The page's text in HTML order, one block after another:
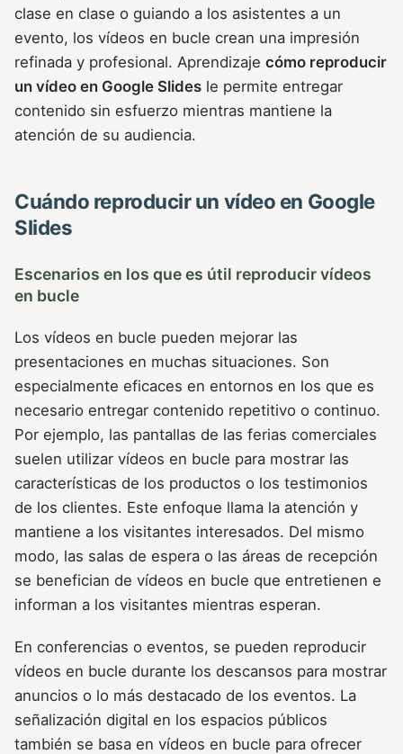
clase en clase o guiando a los asistentes a un
evento, los vídeos en bucle crean una impresión
refinada y profesional. Aprendizaje cómo reproducir
un vídeo en Google Slides le permite entregar
contenido sin esfuerzo mientras mantiene la
atención de su audiencia.
Cuándo reproducir un vídeo en Google
Slides
Escenarios en los que es útil reproducir vídeos
en bucle
Los vídeos en bucle pueden mejorar las
presentaciones en muchas situaciones. Son
especialmente eficaces en entornos en los que es
necesario entregar contenido repetitivo o continuo.
Por ejemplo, las pantallas de las ferias comerciales
suelen utilizar vídeos en bucle para mostrar las
características de los productos o los testimonios
de los clientes. Este enfoque llama la atención y
mantiene a los visitantes interesados. Del mismo
modo, las salas de espera o las áreas de recepción
se benefician de vídeos en bucle que entretienen e
informan a los visitantes mientras esperan.
En conferencias o eventos, se pueden reproducir
vídeos en bucle durante los descansos para mostrar
anuncios o lo más destacado de los eventos. La
señalización digital en los espacios públicos
también se basa en vídeos en bucle para ofrecer